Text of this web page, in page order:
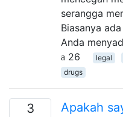
serangga
Biasanya
Anda
26
legal
drugs
3
Apakah